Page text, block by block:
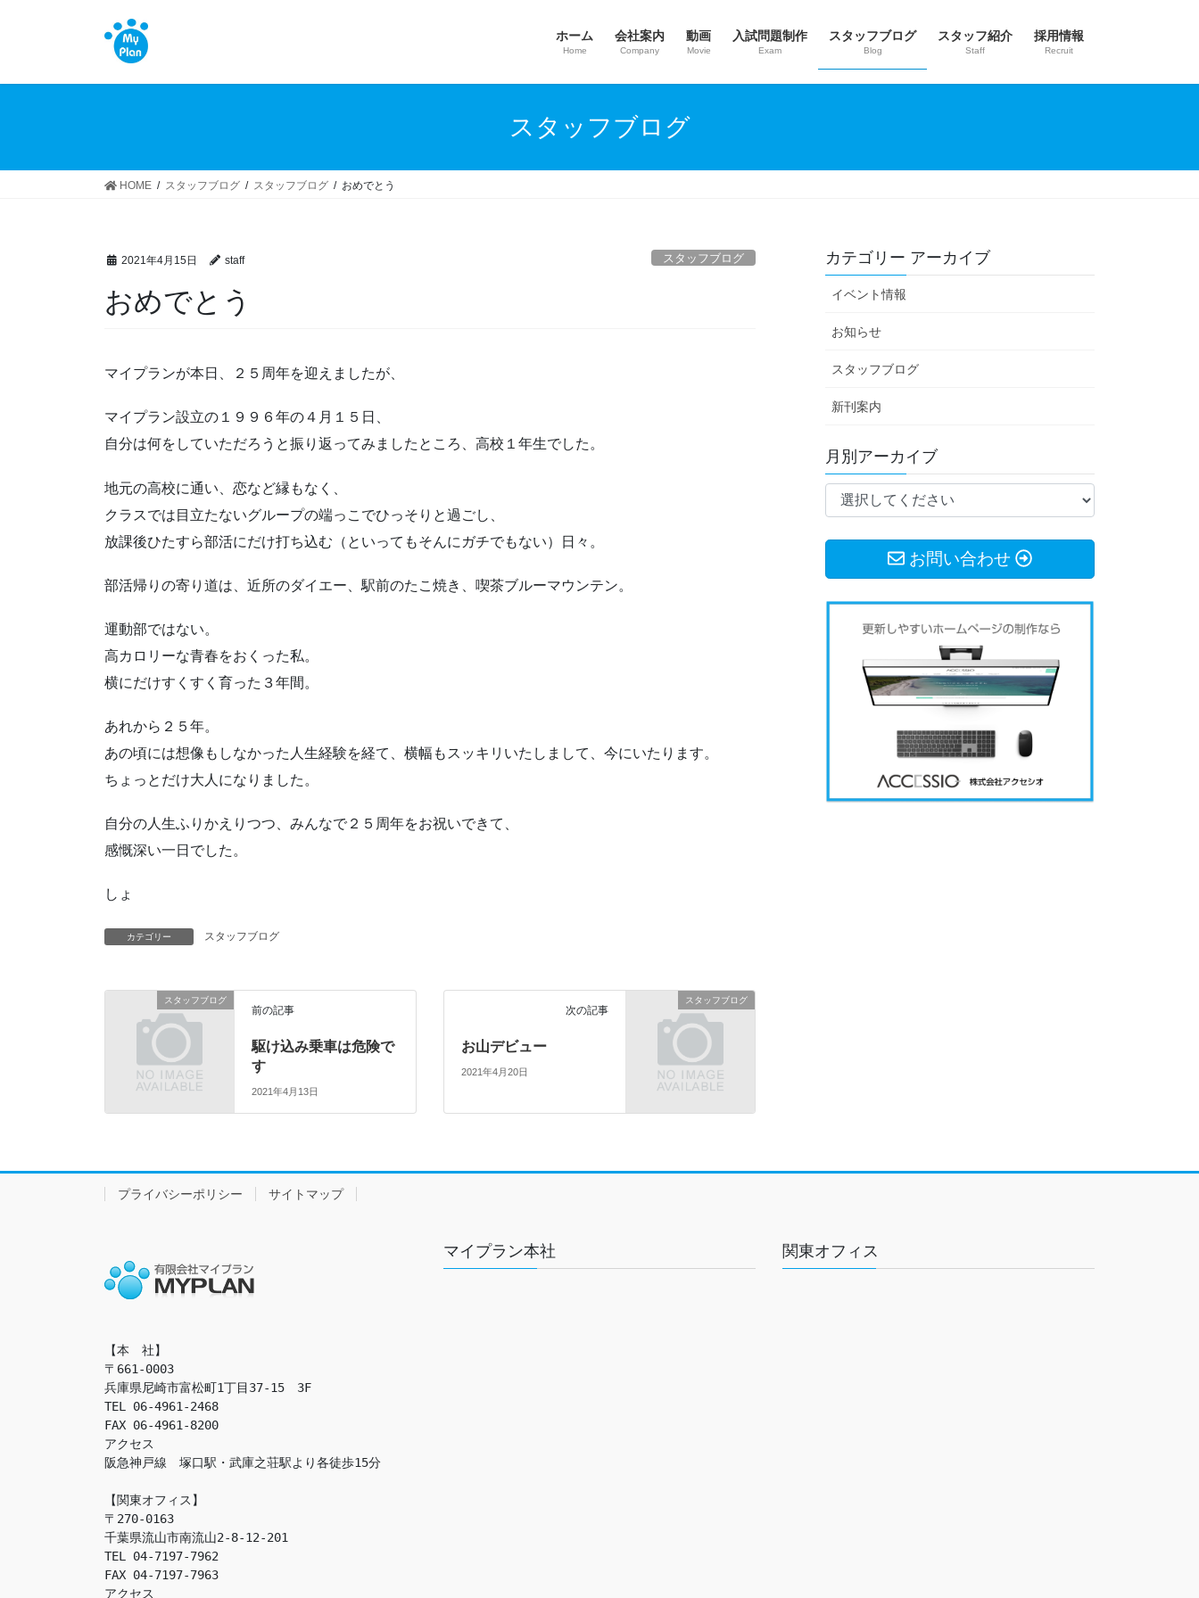
ホーム
Home
会社案内
Company
動画
Movie
入試問題制作
Exam
スタッフブログ
Blog
スタッフ紹介
Staff
採用情報
Recruit
スタッフブログ
HOME スタッフブログ スタッフブログ おめでとう
2021年4月15日 staff スタッフブログ
おめでとう
マイプランが本日、２５周年を迎えましたが、
マイプラン設立の１９９６年の４月１５日、
自分は何をしていただろうと振り返ってみましたところ、高校１年生でした。
地元の高校に通い、恋など縁もなく、
クラスでは目立たないグループの端っこでひっそりと過ごし、
放課後ひたすら部活にだけ打ち込む（といってもそんにガチでもない）日々。
部活帰りの寄り道は、近所のダイエー、駅前のたこ焼き、喫茶ブルーマウンテン。
運動部ではない。
高カロリーな青春をおくった私。
横にだけすくすく育った３年間。
あれから２５年。
あの頃には想像もしなかった人生経験を経て、横幅もスッキリいたしまして、今にいたります。
ちょっとだけ大人になりました。
自分の人生ふりかえりつつ、みんなで２５周年をお祝いできて、
感慨深い一日でした。
しょ
カテゴリー スタッフブログ
スタッフブログ
前の記事
駆け込み乗車は危険で
す
2021年4月13日
スタッフブログ
次の記事
お山デビュー
2021年4月20日
カテゴリー アーカイブ
イベント情報
お知らせ
スタッフブログ
新刊案内
月別アーカイブ
お問い合わせ
プライバシーポリシー サイトマップ
【本　社】
〒661-0003
兵庫県尼崎市富松町1丁目37-15　3F
TEL 06-4961-2468
FAX 06-4961-8200
アクセス
阪急神戸線　塚口駅・武庫之荘駅より各徒歩15分
【関東オフィス】
〒270-0163
千葉県流山市南流山2-8-12-201
TEL 04-7197-7962
FAX 04-7197-7963
アクセス
マイプラン本社 関東オフィス